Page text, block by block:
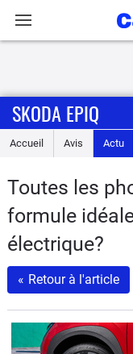
Accueil
Essais
Guide
d'achat
Electriques
Utilitaires
SKODA EPIQ
Accueil Avis Actu
Toutes les
formule
électrique?
« Retour à l'article